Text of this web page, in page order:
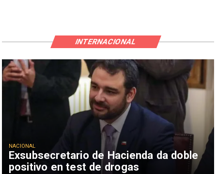
Exsubsecretario de Hacienda da doble
positivo en test de drogas
NACIONAL
INTERNACIONAL